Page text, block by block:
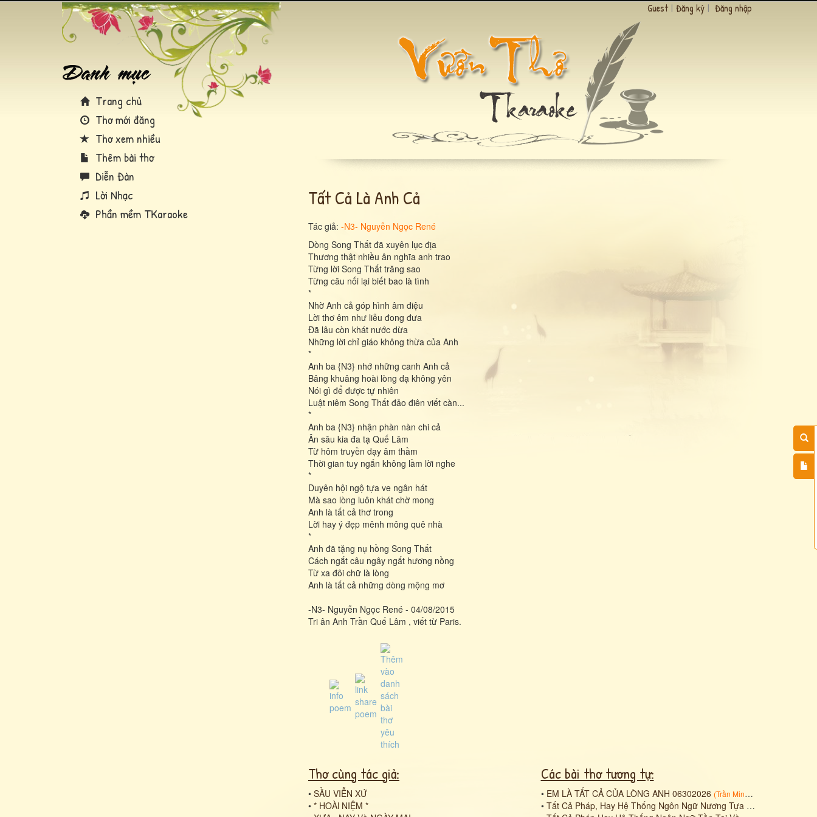
Trang chủ
Thơ mới đăng
Thơ xem nhiều
Thêm bài thơ
Diễn Đàn
Lời Nhạc
Phần mềm TKaraoke
Guest | Đăng ký | Đăng nhập
Tất Cả Là Anh Cả
Tác giả: -N3- Nguyễn Ngọc René
Dòng Song Thất đã xuyên lục địa
Thương thật nhiều ân nghĩa anh trao
Từng lời Song Thất trăng sao
Từng câu nối lại biết bao là tình
*
Nhờ Anh cả góp hình âm điệu
Lời thơ êm như liễu đong đưa
Đã lâu còn khát nước dừa
Những lời chỉ giáo không thừa của Anh
*
Anh ba {N3} nhớ những canh Anh cả
Bâng khuâng hoài lòng dạ không yên
Nói gì để được tự nhiên
Luật niêm Song Thất đảo điên viết càn...
*
Anh ba {N3} nhận phàn nàn chi cả
Ân sâu kia đa tạ Quế Lâm
Từ hôm truyền dạy âm thầm
Thời gian tuy ngắn không lầm lời nghe
*
Duyên hội ngộ tựa ve ngân hát
Mà sao lòng luôn khát chờ mong
Anh là tất cả thơ trong
Lời hay ý đẹp mênh mông quê nhà
*
Anh đã tặng nụ hồng Song Thất
Cách ngắt câu ngây ngất hương nồng
Từ xa đôi chữ là lòng
Anh là tất cả những dòng mộng mơ
-N3- Nguyễn Ngọc René - 04/08/2015
Tri ân Anh Trần Quế Lâm , viết từ Paris.
Thơ cùng tác giả:
• SẦU VIỄN XỨ
• * HOÀl NIỆM *
Các bài thơ tương tự:
• EM LÀ TẤT CẢ CỦA LÒNG ANH 06302026 (Trần Minh Hiền
• Tất Cả Pháp, Hay Hệ Thống Ngôn Ngữ Nương Tựa Vào Đâu?